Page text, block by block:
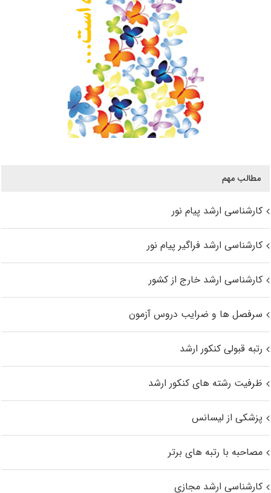
مطالب مهم
کارشناسی ارشد پیام نور
کارشناسی ارشد فراگیر پیام نور
کارشناسی ارشد خارج از کشور
سرفصل ها و ضرایب دروس آزمون
رتبه قبولی کنکور ارشد
ظرفیت رشته های کنکور ارشد
پزشکی از لیسانس
مصاحبه با رتبه های برتر
کارشناسی ارشد مجازی